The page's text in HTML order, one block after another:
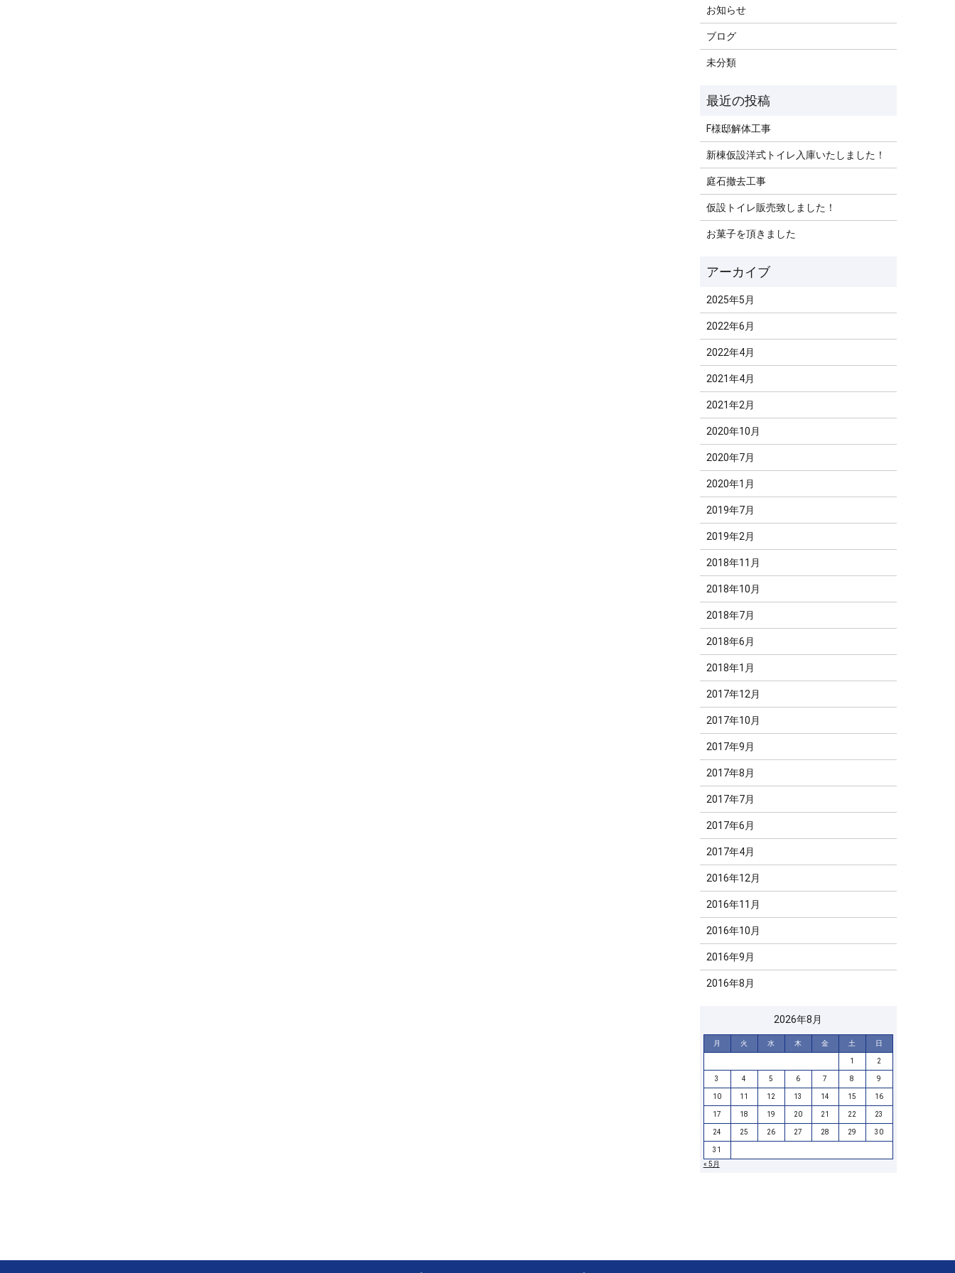
お知らせ
ブログ
未分類
F様邸解体工事
新棟仮設洋式トイレ入庫いたしました！
庭石撤去工事
仮設トイレ販売致しました！
お菓子を頂きました
2025年5月
2022年6月
2022年4月
2021年4月
2021年2月
2020年10月
2020年7月
2020年1月
2019年7月
2019年2月
2018年11月
2018年10月
2018年7月
2018年6月
2018年1月
2017年12月
2017年10月
2017年9月
2017年8月
2017年7月
2017年6月
2017年4月
2016年12月
2016年11月
2016年10月
2016年9月
2016年8月
2026年8月
月 火 水 木 金 土 日
1 2
3 4 5 6 7 8 9
10 11 12 13 14 15 16
17 18 19 20 21 22 23
24 25 26 27 28 29 30
31
« 5月